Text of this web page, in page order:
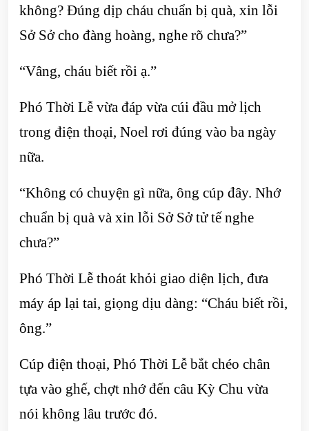
không? Đúng dịp cháu chuẩn bị quà, xin lỗi
Sở Sở cho đàng hoàng, nghe rõ chưa?”
“Vâng, cháu biết rồi ạ.”
Phó Thời Lễ vừa đáp vừa cúi đầu mở lịch
trong điện thoại, Noel rơi đúng vào ba ngày
nữa.
“Không có chuyện gì nữa, ông cúp đây. Nhớ
chuẩn bị quà và xin lỗi Sở Sở tử tế nghe
chưa?”
Phó Thời Lễ thoát khỏi giao diện lịch, đưa
máy áp lại tai, giọng dịu dàng: “Cháu biết rồi,
ông.”
Cúp điện thoại, Phó Thời Lễ bắt chéo chân
tựa vào ghế, chợt nhớ đến câu Kỳ Chu vừa
nói không lâu trước đó.